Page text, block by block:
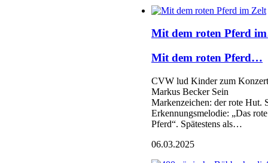
Mit dem roten Pferd
Mit dem roten Pferd…
CVW lud Kinder zum
Markus Becker Sein
Markenzeichen: der rote Hut.
Erkennungsmelodie: „Das rote
Pferd“. Spätestens als…
06.03.2025